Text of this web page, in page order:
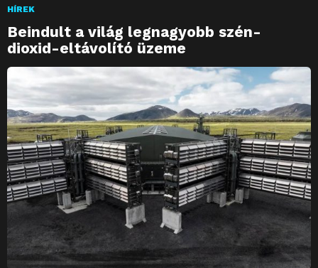
HÍREK
Beindult a világ legnagyobb szén-
dioxid-eltávolító üzeme